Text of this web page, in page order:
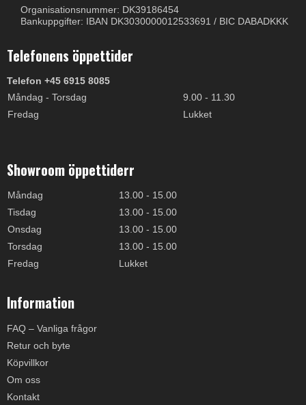
Organisationsnummer: DK39186454
Bankuppgifter: IBAN DK3030000012533691 / BIC DABADKKK
Telefonens öppettider
Telefon +45 6915 8085
Måndag - Torsdag
9.00 - 11.30
Fredag
Lukket
Showroom öppettiderr
Måndag
13.00 - 15.00
Tisdag
13.00 - 15.00
Onsdag
13.00 - 15.00
Torsdag
13.00 - 15.00
Fredag
Lukket
Information
FAQ – Vanliga frågor
Retur och byte
Köpvillkor
Om oss
Kontakt